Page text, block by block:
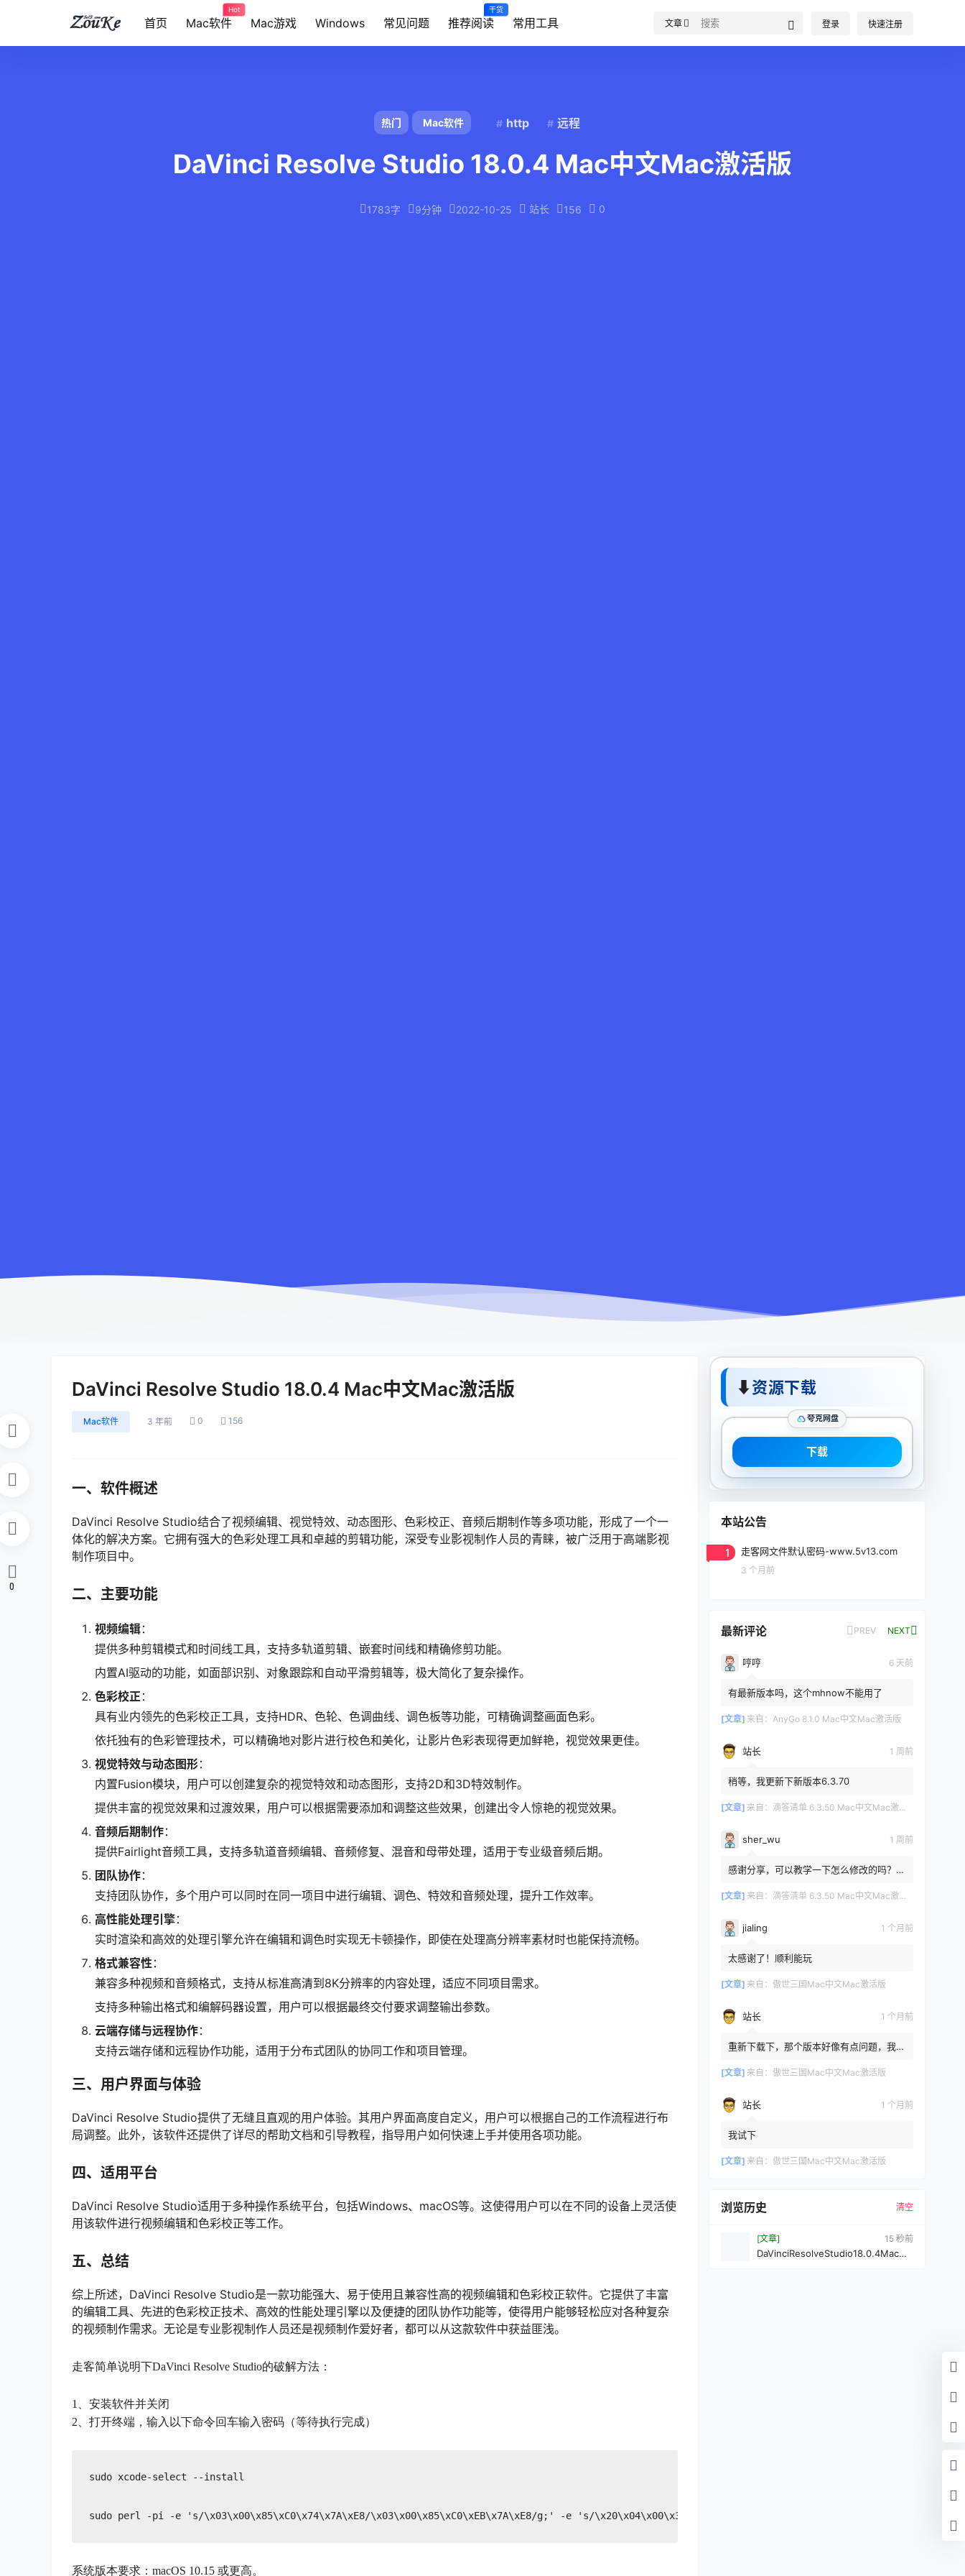
首页 Mac软件
Hot
Mac游戏 Windows 常见问题 推荐阅读
干货
常用工具 文章 登录 快速注册
热门 Mac软件 http 远程
DaVinci Resolve Studio 18.0.4 Mac中文Mac激活版
1783字 9分钟 2022-10-25 站长 156 0
DaVinci Resolve Studio 18.0.4 Mac中文Mac激活版
Mac软件 3 年前 0 156
一、软件概述
DaVinci Resolve Studio结合了视频编辑、视觉特效、动态图形、色彩校正、音频后期制作等多项功能，形成了一个一
体化的解决方案。它拥有强大的色彩处理工具和卓越的剪辑功能，深受专业影视制作人员的青睐，被广泛用于高端影视
制作项目中。
二、主要功能
视频编辑：
提供多种剪辑模式和时间线工具，支持多轨道剪辑、嵌套时间线和精确修剪功能。
内置AI驱动的功能，如面部识别、对象跟踪和自动平滑剪辑等，极大简化了复杂操作。
色彩校正 ：
具有业内领先的色彩校正工具，支持HDR、色轮、色调曲线、调色板等功能，可精确调整画面色彩。
依托独有的色彩管理技术，可以精确地对影片进行校色和美化，让影片色彩表现得更加鲜艳，视觉效果更佳。
视觉特效与动态图形：
内置Fusion模块，用户可以创建复杂的视觉特效和动态图形，支持2D和3D特效制作。
提供丰富的视觉效果和过渡效果，用户可以根据需要添加和调整这些效果，创建出令人惊艳的视觉效果。
音频后期制作：
提供Fairlight音频工具，支持多轨道音频编辑、音频修复、混音和母带处理，适用于专业级音频后期。
团队协作：
支持团队协作，多个用户可以同时在同一项目中进行编辑、调色、特效和音频处理，提升工作效率。
高性能处理引擎：
实时渲染和高效的处理引擎允许在编辑和调色时实现无卡顿操作，即使在处理高分辨率素材时也能保持流畅。
格式兼容性 ：
兼容多种视频和音频格式，支持从标准高清到8K分辨率的内容处理，适应不同项目需求。
支持多种输出格式和编解码器设置，用户可以根据最终交付要求调整输出参数。
云端存储与远程协作：
支持云端存储和远程协作功能，适用于分布式团队的协同工作和项目管理。
三、用户界面与体验
DaVinci Resolve Studio提供了无缝且直观的用户体验。其用户界面高度自定义，用户可以根据自己的工作流程进行布
局调整。此外，该软件还提供了详尽的帮助文档和引导教程，指导用户如何快速上手并使用各项功能。
四、适用平台
DaVinci Resolve Studio适用于多种操作系统平台，包括Windows、macOS等。这使得用户可以在不同的设备上灵活使
用该软件进行视频编辑和色彩校正等工作。
五、总结
综上所述，DaVinci Resolve Studio是一款功能强大、易于使用且兼容性高的视频编辑和色彩校正软件。它提供了丰富
的编辑工具、先进的色彩校正技术、高效的性能处理引擎以及便捷的团队协作功能等，使得用户能够轻松应对各种复杂
的视频制作需求。无论是专业影视制作人员还是视频制作爱好者，都可以从这款软件中获益匪浅。
走客简单说明下DaVinci Resolve Studio的破解方法：
1、安装软件并关闭
2、打开终端，输入以下命令回车输入密码（等待执行完成）
sudo xcode-select --install
sudo perl -pi -e 's/\x03\x00\x85\xC0\x74\x7A\xE8/\x03\x00\x85\xC0\xEB\x7A\xE8/g;' -e 's/\x20\x04\x00\x34\x61\x44\x00\x94/
系统版本要求：macOS 10.15 或更高。
0
⬇资源下载
夸克网盘
下载
本站公告
1 走客网文件默认密码-www.5v13.com
3 个月前
最新评论 PREV NEXT
哼哼 6 天前
有最新版本吗，这个mhnow不能用了
[文章] 来自： AnyGo 8.1.0 Mac中文Mac激活版
站长 1 周前
稍等，我更新下新版本6.3.70
[文章] 来自： 滴答清单 6.3.50 Mac中文Mac激活版
sher_wu 1 周前
感谢分享，可以教学一下怎么修改的吗？目
[文章] 来自： 滴答清单 6.3.50 Mac中文Mac激活版
jialing 1 个月前
太感谢了！顺利能玩
[文章] 来自： 傲世三国Mac中文Mac激活版
站长 1 个月前
重新下载下，那个版本好像有点问题，我重
[文章] 来自： 傲世三国Mac中文Mac激活版
站长 1 个月前
我试下
[文章] 来自： 傲世三国Mac中文Mac激活版
浏览历史 清空
[文章] 15 秒前
DaVinciResolveStudio18.0.4Mac中